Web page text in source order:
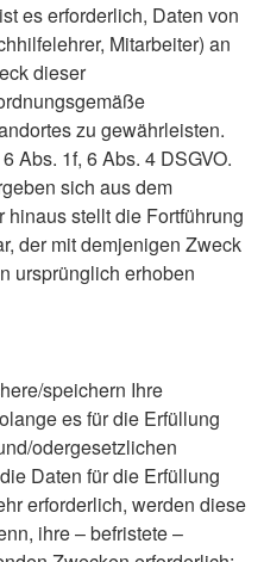
es erforderlich, Daten von
Mitarbeiter) an
dieser
zu gewährleisten.
Abs. 1f, 6 Abs. 4 DSGVO.
sich aus dem
stellt die Fortführung
der mit demjenigen Zweck
ursprünglich erhoben
speichern Ihre
es für die Erfüllung
odergesetzlichen
Daten für die Erfüllung
erforderlich, werden diese
ihre – befristete –